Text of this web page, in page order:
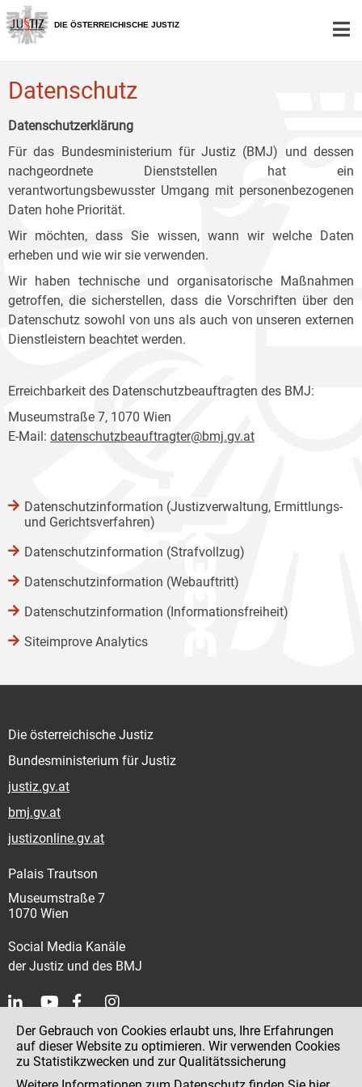
Zur
Hauptnavigation
[1]
Zum
Inhalt
[2]
Zum
Untermenü
[3]
DIE ÖSTERREICHISCHE JUSTIZ
Datenschutz
Datenschutzerklärung
Für das Bundesministerium für Justiz (BMJ) und dessen
nachgeordnete Dienststellen hat ein
verantwortungsbewusster Umgang mit personenbezogenen
Daten hohe Priorität.
Wir möchten, dass Sie wissen, wann wir welche Daten
erheben und wie wir sie verwenden.
Wir haben technische und organisatorische Maßnahmen
getroffen, die sicherstellen, dass die Vorschriften über den
Datenschutz sowohl von uns als auch von unseren externen
Dienstleistern beachtet werden.
Erreichbarkeit des Datenschutzbeauftragten des BMJ:
Museumstraße 7, 1070 Wien
E-Mail: datenschutzbeauftragter@bmj.gv.at
Datenschutzinformation (Justizverwaltung, Ermittlungs-
und Gerichtsverfahren)
Datenschutzinformation (Strafvollzug)
Datenschutzinformation (Webauftritt)
Datenschutzinformation (Informationsfreiheit)
Siteimprove Analytics
Die österreichische Justiz
Bundesministerium für Justiz
justiz.gv.at
bmj.gv.at
justizonline.gv.at
Palais Trautson
Museumstraße 7
1070 Wien
Social Media Kanäle
der Justiz und des BMJ
Kontakt
Impressum
Der Gebrauch von Cookies erlaubt uns, Ihre Erfahrungen
auf dieser Website zu optimieren. Wir verwenden Cookies
zu Statistikzwecken und zur Qualitätssicherung